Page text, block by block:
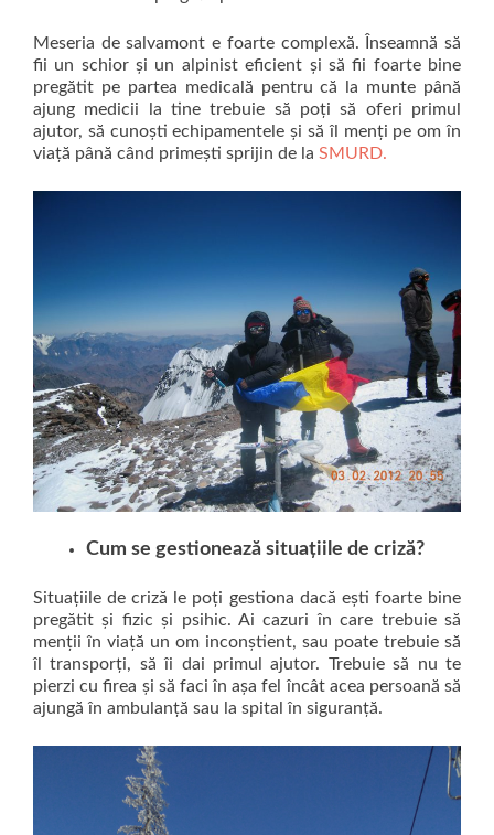
Meseria de salvamont e foarte complexă. Înseamnă să
fii un schior și un alpinist eficient și să fii foarte bine
pregătit pe partea medicală pentru că la munte până
ajung medicii la tine trebuie să poți să oferi primul
ajutor, să cunoști echipamentele și să îl menți pe om în
viață până când primești sprijin de la SMURD.
Cum se gestionează situațiile de criză?
Situațiile de criză le poți gestiona dacă ești foarte bine
pregătit și fizic și psihic. Ai cazuri în care trebuie să
menții în viață un om inconștient, sau poate trebuie să
îl transporți, să îi dai primul ajutor. Trebuie să nu te
pierzi cu firea și să faci în așa fel încât acea persoană să
ajungă în ambulanță sau la spital în siguranță.